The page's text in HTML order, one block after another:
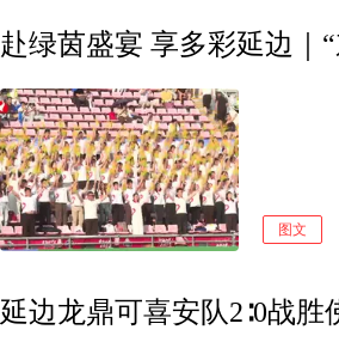
赴绿茵盛宴 享多彩延边｜
图文
延边龙鼎可喜安队2∶0战